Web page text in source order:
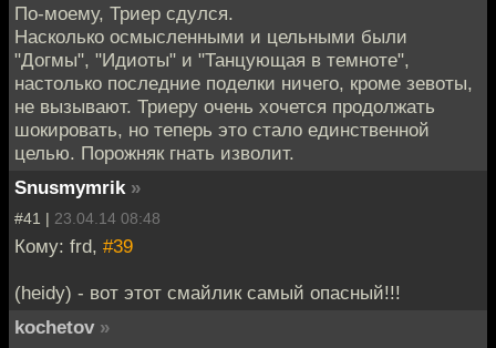
По-моему, Триер сдулся.
Насколько осмысленными и цельными были
"Догмы", "Идиоты" и "Танцующая в темноте",
настолько последние поделки ничего, кроме зевоты,
не вызывают. Триеру очень хочется продолжать
шокировать, но теперь это стало единственной
целью. Порожняк гнать изволит.
Snusmymrik »
#41 | 23.04.14 08:48
Кому: frd, #39
(heidy) - вот этот смайлик самый опасный!!!
kochetov »